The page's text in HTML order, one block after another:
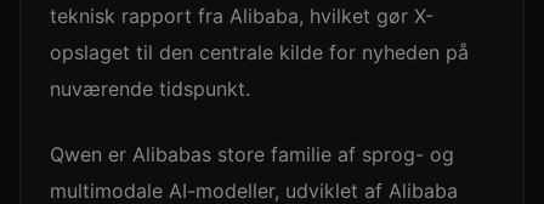
teknisk rapport fra Alibaba, hvilket gør X-
opslaget til den centrale kilde for nyheden på
nuværende tidspunkt.
Qwen er Alibabas store familie af sprog- og
multimodale AI-modeller, udviklet af Alibaba